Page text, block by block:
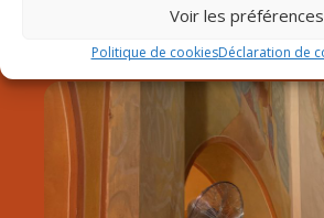
Voir les préférences
Politique de cookiesDéclaration de